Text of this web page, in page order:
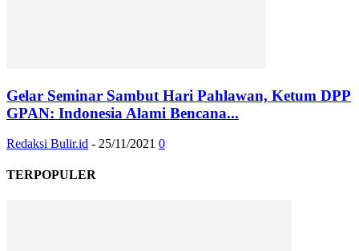
Gelar Seminar Sambut Hari Pahlawan, Ketum DPP
GPAN: Indonesia Alami Bencana...
Redaksi Bulir.id - 25/11/2021 0
TERPOPULER